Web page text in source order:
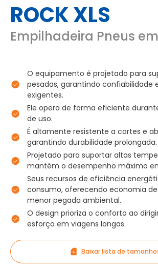
ROCK XLS
Empilhadeira Pneus
O equipamento é projetado para
pesadas, garantindo confiabilidade
exigentes.
Ele opera de forma eficiente
de uso.
É altamente resistente a cortes e
garantindo durabilidade prolongada.
Projetado para suportar altas
mantém o desempenho máximo
Seus recursos de eficiência
consumo, oferecendo economia
menor pegada ambiental.
O design prioriza o conforto ao
esforço em viagens longas.
Baixar lista de